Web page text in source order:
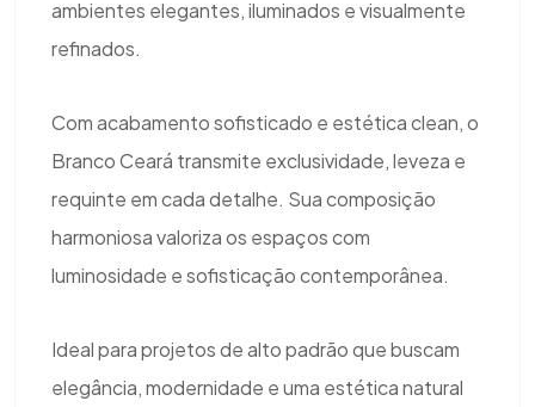
ambientes elegantes, iluminados e visualmente
refinados.
Com acabamento sofisticado e estética clean, o
Branco Ceará transmite exclusividade, leveza e
requinte em cada detalhe. Sua composição
harmoniosa valoriza os espaços com
luminosidade e sofisticação contemporânea.
Ideal para projetos de alto padrão que buscam
elegância, modernidade e uma estética natural